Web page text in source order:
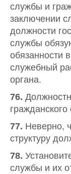
службы и
заключении
должности
службы
обязанности
служебный
органа.
76.
77. Неверно,
структуру
78.
службы и их